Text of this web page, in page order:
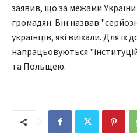
заявив, що за межами
громадян. Він назвав
українців, які виїхали. Для
напрацьовуються
та Польщею.